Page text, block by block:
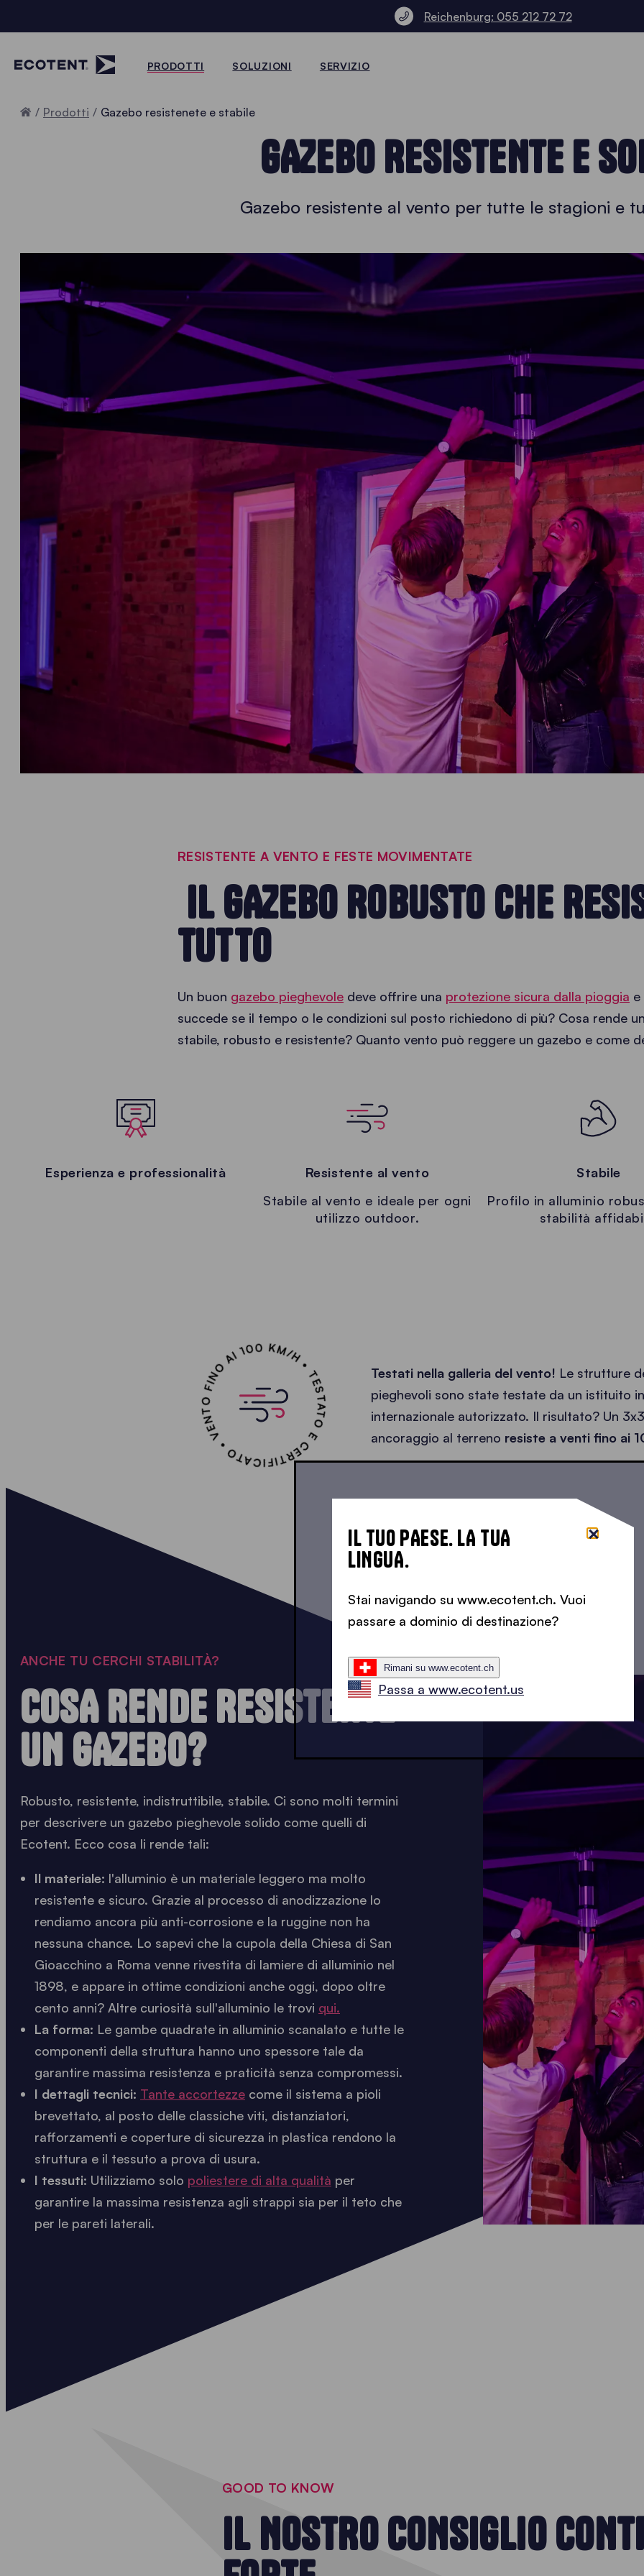
Reichenburg: 055 212 72 72
PRODOTTI SOLUZIONI SERVIZIO
Home
Prodotti Gazebo resistenete e stabile
GAZEBO RESISTENTE E
Gazebo resistente al vento per tutte le stagioni e
RESISTENTE A VENTO E FESTE MOVIMENTATE
IL GAZEBO ROBUSTO CHE
TUTTO
Un buon gazebo pieghevole deve offrire una protezione sicura dalla pioggia
succede se il tempo o le condizioni sul posto richiedono di più? Cosa rende
stabile, robusto e resistente? Quanto vento può reggere un gazebo e come
Esperienza e professionalità
Resistente al vento
Stabile al vento e ideale per ogni
utilizzo outdoor.
Stabile
Profilo in alluminio
stabilità
TESTATO E CERTIFICATO • VENTO FINO AI 100 KM/H • Testati nella galleria del vento! Le strutture
pieghevoli sono state testate da un istituito
internazionale autorizzato. Il risultato? Un
ancoraggio al terreno resiste a venti fino ai
ANCHE TU CERCHI STABILITÀ?
COSA RENDE RESISTENTE
UN GAZEBO?
Robusto, resistente, indistruttibile, stabile. Ci sono molti termini
per descrivere un gazebo pieghevole solido come quelli di
Ecotent. Ecco cosa li rende tali:
Il materiale: l'alluminio è un materiale leggero ma molto
resistente e sicuro. Grazie al processo di anodizzazione lo
rendiamo ancora più anti-corrosione e la ruggine non ha
nessuna chance. Lo sapevi che la cupola della Chiesa di San
Gioacchino a Roma venne rivestita di lamiere di alluminio nel
1898, e appare in ottime condizioni anche oggi, dopo oltre
cento anni? Altre curiosità sull'alluminio le trovi qui.
La forma: Le gambe quadrate in alluminio scanalato e tutte le
componenti della struttura hanno uno spessore tale da
garantire massima resistenza e praticità senza compromessi.
I dettagli tecnici: Tante accortezze come il sistema a pioli
brevettato, al posto delle classiche viti, distanziatori,
rafforzamenti e coperture di sicurezza in plastica rendono la
struttura e il tessuto a prova di usura.
I tessuti: Utilizziamo solo poliestere di alta qualità per
garantire la massima resistenza agli strappi sia per il teto che
per le pareti laterali.
GOOD TO KNOW
IL NOSTRO CONSIGLIO
IL TUO PAESE. LA TUA
LINGUA.
Stai navigando su www.ecotent.ch. Vuoi
passare a dominio di destinazione?
Rimani su www.ecotent.ch
Passa a www.ecotent.us